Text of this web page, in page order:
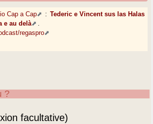
Cap a Cap : Tederic e Vincent sus las Halas
e au delà
.
regaspro
?
facultative)